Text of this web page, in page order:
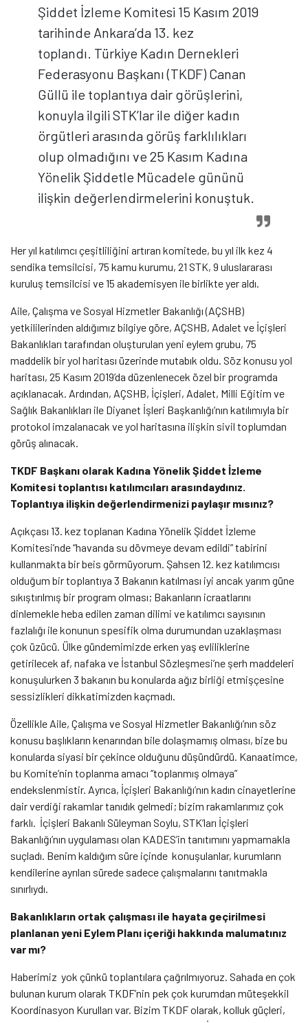
Şiddet İzleme Komitesi 15 Kasım 2019
tarihinde Ankara’da 13. kez
toplandı. Türkiye Kadın Dernekleri
Federasyonu Başkanı (TKDF) Canan
Güllü ile toplantıya dair görüşlerini,
konuyla ilgili STK’lar ile diğer kadın
örgütleri arasında görüş farklılıkları
olup olmadığını ve 25 Kasım Kadına
Yönelik Şiddetle Mücadele gününü
ilişkin değerlendirmelerini konuştuk.
Her yıl katılımcı çeşitliliğini artıran komitede, bu yıl ilk kez 4
sendika temsilcisi, 75 kamu kurumu, 21 STK, 9 uluslararası
kuruluş temsilcisi ve 15 akademisyen ile birlikte yer aldı.
Aile, Çalışma ve Sosyal Hizmetler Bakanlığı (AÇSHB)
yetkililerinden aldığımız bilgiye göre, AÇSHB, Adalet ve İçişleri
Bakanlıkları tarafından oluşturulan yeni eylem grubu, 75
maddelik bir yol haritası üzerinde mutabık oldu. Söz konusu yol
haritası, 25 Kasım 2019’da düzenlenecek özel bir programda
açıklanacak. Ardından, AÇSHB, İçişleri, Adalet, Milli Eğitim ve
Sağlık Bakanlıkları ile Diyanet İşleri Başkanlığı’nın katılımıyla bir
protokol imzalanacak ve yol haritasına ilişkin sivil toplumdan
görüş alınacak.
TKDF Başkanı olarak Kadına Yönelik Şiddet İzleme
Komitesi toplantısı katılımcıları arasındaydınız.
Toplantıya ilişkin değerlendirmenizi paylaşır mısınız?
Açıkçası 13. kez toplanan Kadına Yönelik Şiddet İzleme
Komitesi’nde “havanda su dövmeye devam edildi” tabirini
kullanmakta bir beis görmüyorum. Şahsen 12. kez katılımcısı
olduğum bir toplantıya 3 Bakanın katılması iyi ancak yarım güne
sıkıştırılmış bir program olması; Bakanların icraatlarını
dinlemekle heba edilen zaman dilimi ve katılımcı sayısının
fazlalığı ile konunun spesifik olma durumundan uzaklaşması
çok üzücü. Ülke gündemimizde erken yaş evliliklerine
getirilecek af, nafaka ve İstanbul Sözleşmesi’ne şerh maddeleri
konuşulurken 3 bakanın bu konularda ağız birliği etmişçesine
sessizlikleri dikkatimizden kaçmadı.
Özellikle Aile, Çalışma ve Sosyal Hizmetler Bakanlığı’nın söz
konusu başlıkların kenarından bile dolaşmamış olması, bize bu
konularda siyasi bir çekince olduğunu düşündürdü. Kanaatimce,
bu Komite’nin toplanma amacı “toplanmış olmaya”
endekslenmistir. Ayrıca, İçişleri Bakanlığı’nın kadın cinayetlerine
dair verdiği rakamlar tanıdık gelmedi; bizim rakamlarımız çok
farklı. İçişleri Bakanlı Süleyman Soylu, STK’ları İçişleri
Bakanlığı’nın uygulaması olan KADES’in tanıtımını yapmamakla
suçladı. Benim kaldığım süre içinde konuşulanlar, kurumların
kendilerine ayrılan sürede sadece çalışmalarını tanıtmakla
sınırlıydı.
Bakanlıkların ortak çalışması ile hayata geçirilmesi
planlanan yeni Eylem Planı içeriği hakkında malumatınız
var mı?
Haberimiz yok çünkü toplantılara çağrılmıyoruz. Sahada en çok
bulunan kurum olarak TKDF’nin pek çok kurumdan müteşekkil
Koordinasyon Kurulları var. Bizim TKDF olarak, kolluk güçleri,